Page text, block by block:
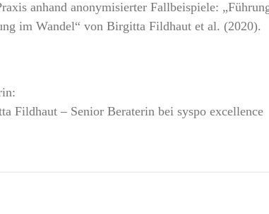
anhand anonymisierter Fallbeispiele:
im Wandel“ von Birgitta Fildhaut et al. (2020).
Fildhaut – Senior Beraterin bei syspo excellence